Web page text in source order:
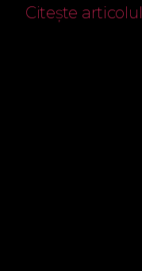
Citește articolul